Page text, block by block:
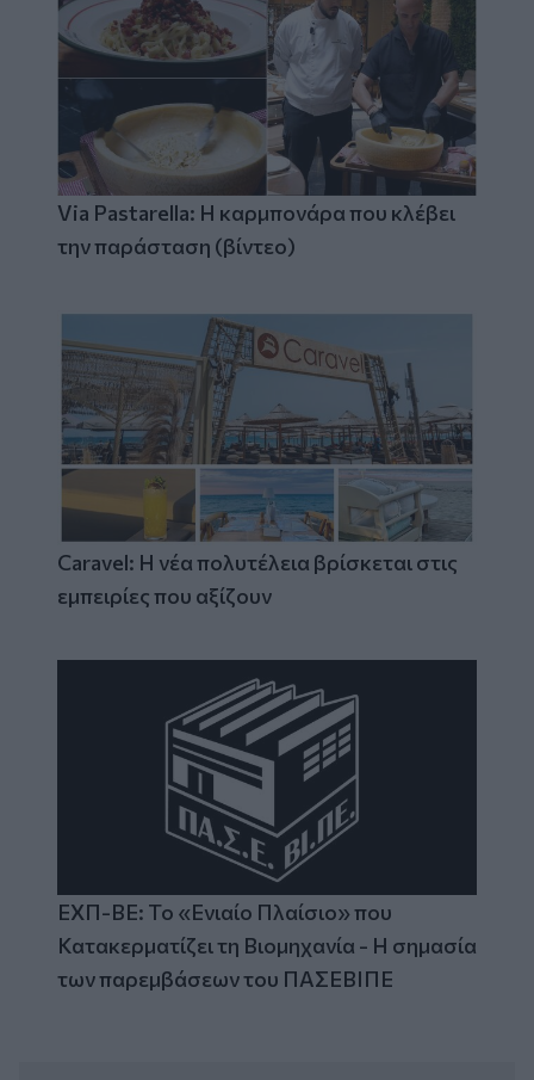
Via Pastarella: Η καρμπονάρα που κλέβει
την παράσταση (βίντεο)
Caravel: Η νέα πολυτέλεια βρίσκεται στις
εμπειρίες που αξίζουν
ΕΧΠ-ΒΕ: Το «Ενιαίο Πλαίσιο» που
Κατακερματίζει τη Βιομηχανία - Η σημασία
των παρεμβάσεων του ΠΑΣΕΒΙΠΕ